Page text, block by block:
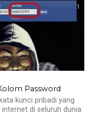
1
Password
kunci pribadi yang
di seluruh dunia.